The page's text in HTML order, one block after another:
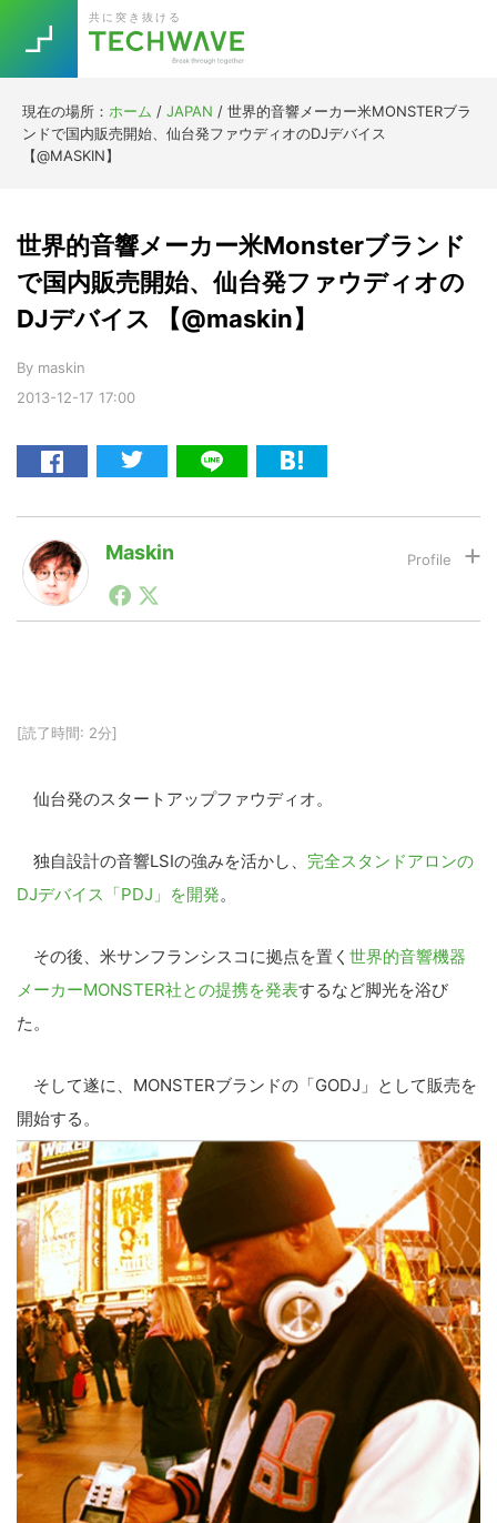
primary
navigation
main
content
primary
sidebar
footer
共に突き抜ける
現在の場所： ホーム / JAPAN / 世界的音響メーカー米MONSTERブラ
ンドで国内販売開始、仙台発ファウディオのDJデバイス
【@MASKIN】
2013-12-17 17:00
世界的音響メーカー米Monsterブランド
で国内販売開始、仙台発ファウディオの
DJデバイス 【@maskin】
By maskin
Maskin
1990年代初頭から記者としてまた起業家としてITスタ
ートアップ業界のハードウェアからソフトウェアの事業
スクとして数億PV事業に。世界最大IT系メディア（ス
注力中。
[読了時間: 2分]
仙台発のスタートアップファウディオ。
独自設計の音響LSIの強みを活かし、 完全スタンドアロンの
DJデバイス「PDJ」を開発。
その後、米サンフランシスコに拠点を置く 世界的音響機器
メーカーMONSTER社との提携を発表するなど脚光を浴び
た。
そして遂に、MONSTERブランドの「GODJ」として販売を
開始する。
TOPICS
暗号資産
VR/AR
LINE
特集
Block Data Bank
Trend
Keywords
今話題の注目キーワード
5G Asana テレワーク
ニューノーマル
Daily Weekly